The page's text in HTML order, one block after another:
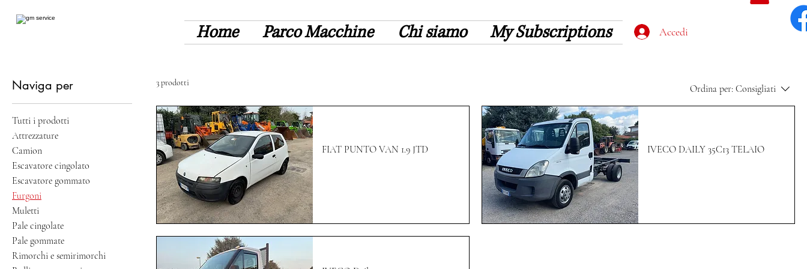
Home Parco Macchine Chi siamo My Subscriptions Accedi
Naviga per
Tutti i prodotti
Attrezzature
Camion
Escavatore cingolato
Escavatore gommato
Furgoni
Muletti
Pale cingolate
Pale gommate
Rimorchi e semirimorchi
3 prodotti
Ordina per: Consigliati
FIAT PUNTO VAN 1.9 JTD IVECO DAILY 35C13 TELAIO